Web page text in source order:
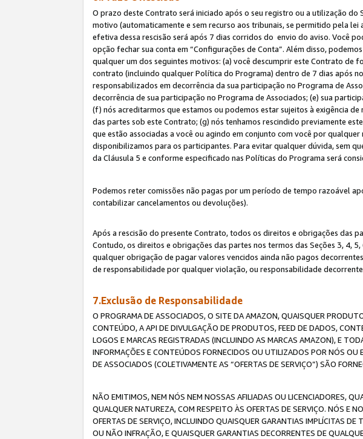
O prazo deste Contrato será iniciado após o seu registro ou a utilização
motivo (automaticamente e sem recurso aos tribunais, se permitido pela
efetiva dessa rescisão será após 7 dias corridos do envio do aviso. Você
opção fechar sua conta em “Configurações de Conta”. Além disso,
qualquer um dos seguintes motivos: (a) você descumprir este Contrato de
contrato (incluindo qualquer Política do Programa) dentro de 7 dias após
responsabilizados em decorrência da sua participação no Programa de
decorrência de sua participação no Programa de Associados; (e) sua
(f) nós acreditarmos que estamos ou podemos estar sujeitos à exigência
das partes sob este Contrato; (g) nós tenhamos rescindido previamente
que estão associadas a você ou agindo em conjunto com você por
disponibilizamos para os participantes. Para evitar qualquer dúvida, sem
da Cláusula 5 e conforme especificado nas Políticas do Programa será
Podemos reter comissões não pagas por um período de tempo razoável
contabilizar cancelamentos ou devoluções).
Após a rescisão do presente Contrato, todos os direitos e obrigações das
Contudo, os direitos e obrigações das partes nos termos das Seções 3, 4,
qualquer obrigação de pagar valores vencidos ainda não pagos
de responsabilidade por qualquer violação, ou responsabilidade
7.Exclusão de Responsabilidade
O PROGRAMA DE ASSOCIADOS, O SITE DA AMAZON, QUAISQUER
CONTEÚDO, A API DE DIVULGAÇÃO DE PRODUTOS, FEED DE DADOS,
LOGOS E MARCAS REGISTRADAS (INCLUINDO AS MARCAS AMAZON), E
INFORMAÇÕES E CONTEÚDOS FORNECIDOS OU UTILIZADOS POR NÓS
DE ASSOCIADOS (COLETIVAMENTE AS “OFERTAS DE SERVIÇO”) SÃO
NÃO EMITIMOS, NEM NÓS NEM NOSSAS AFILIADAS OU LICENCIADORES,
QUALQUER NATUREZA, COM RESPEITO ÀS OFERTAS DE SERVIÇO. NÓS E
OFERTAS DE SERVIÇO, INCLUINDO QUAISQUER GARANTIAS IMPLÍCITAS
OU NÃO INFRAÇÃO, E QUAISQUER GARANTIAS DECORRENTES DE